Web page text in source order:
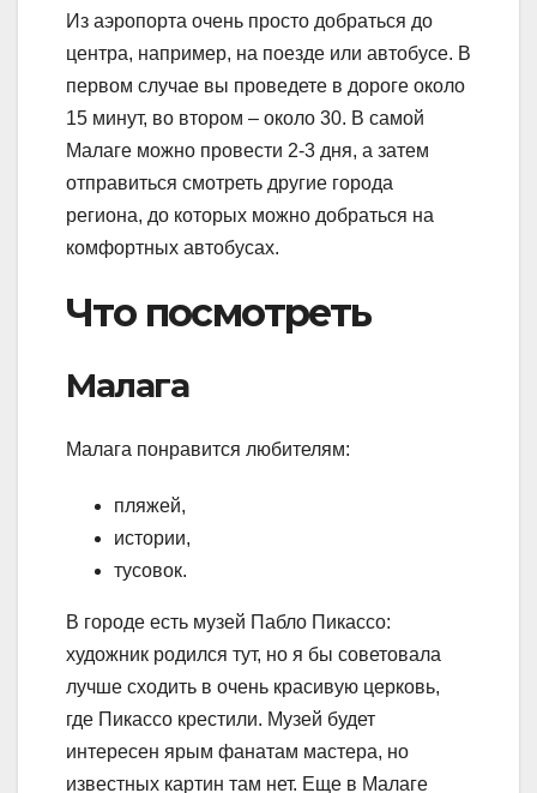
Из аэропорта очень просто добраться до
центра, например, на поезде или автобусе. В
первом случае вы проведете в дороге около
15 минут, во втором – около 30. В самой
Малаге можно провести 2-3 дня, а затем
отправиться смотреть другие города
региона, до которых можно добраться на
комфортных автобусах.
Что посмотреть
Малага
Малага понравится любителям:
пляжей,
истории,
тусовок.
В городе есть музей Пабло Пикассо:
художник родился тут, но я бы советовала
лучше сходить в очень красивую церковь,
где Пикассо крестили. Музей будет
интересен ярым фанатам мастера, но
известных картин там нет. Еще в Малаге